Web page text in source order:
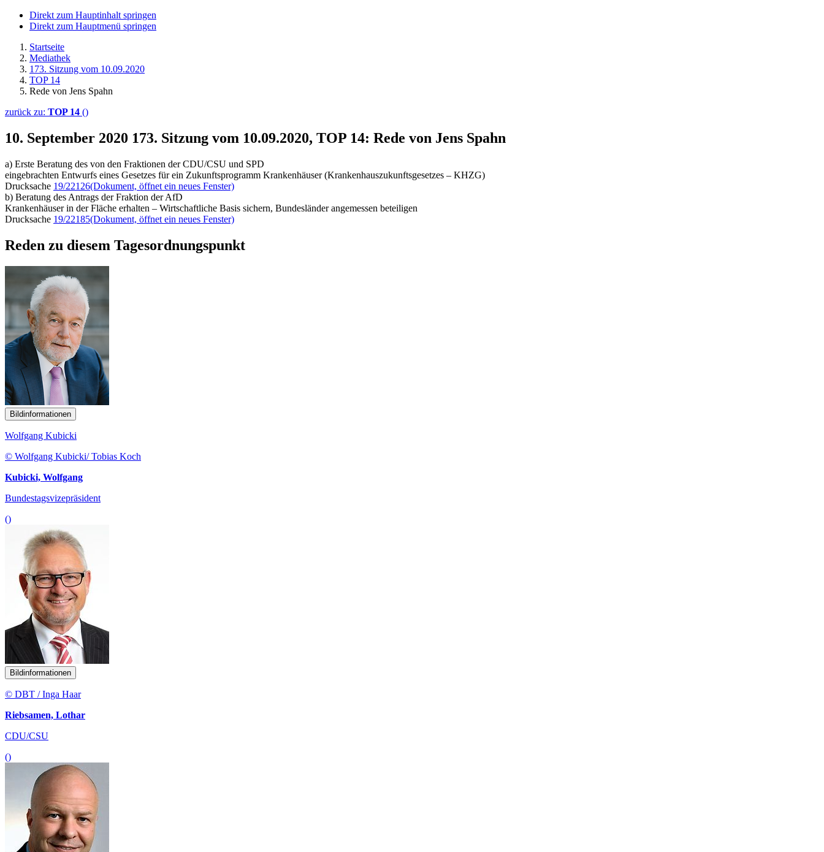
Direkt zum Hauptinhalt springen
Direkt zum Hauptmenü springen
Startseite
Mediathek
173. Sitzung vom 10.09.2020
TOP 14
Rede von Jens Spahn
zurück zu: TOP 14 ()
10. September 2020 173. Sitzung vom 10.09.2020, TOP 14: Rede von Jens Spahn
a) Erste Beratung des von den Fraktionen der CDU/CSU und SPD
eingebrachten Entwurfs eines Gesetzes für ein Zukunftsprogramm Krankenhäuser (Krankenhauszukunftsgesetzes – KHZG)
Drucksache 19/22126(Dokument, öffnet ein neues Fenster)
b) Beratung des Antrags der Fraktion der AfD
Krankenhäuser in der Fläche erhalten – Wirtschaftliche Basis sichern, Bundesländer angemessen beteiligen
Drucksache 19/22185(Dokument, öffnet ein neues Fenster)
Reden zu diesem Tagesordnungspunkt
Bildinformationen
Wolfgang Kubicki
© Wolfgang Kubicki/ Tobias Koch
Kubicki, Wolfgang
Bundestagsvizepräsident
()
Bildinformationen
© DBT / Inga Haar
Riebsamen, Lothar
CDU/CSU
()